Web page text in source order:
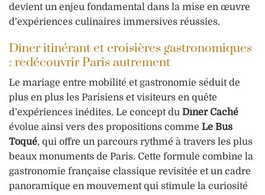
devient un enjeu fondamental dans la mise en œuvre
d’expériences culinaires immersives réussies.
Dîner itinérant et croisières gastronomiques
: redécouvrir Paris autrement
Le mariage entre mobilité et gastronomie séduit de
plus en plus les Parisiens et visiteurs en quête
d’expériences inédites. Le concept du Dîner Caché
évolue ainsi vers des propositions comme Le Bus
Toqué, qui offre un parcours rythmé à travers les plus
beaux monuments de Paris. Cette formule combine la
gastronomie française classique revisitée et un cadre
panoramique en mouvement qui stimule la curiosité